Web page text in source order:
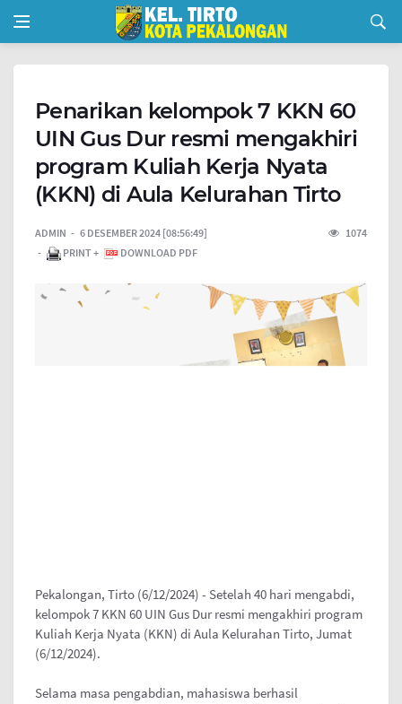
Penarikan kelompok 7 KKN 60
UIN Gus Dur resmi mengakhiri
program Kuliah Kerja Nyata
(KKN) di Aula Kelurahan Tirto
ADMIN 6 DESEMBER 2024 [08:56:49]
1074
PRINT +
DOWNLOAD PDF
Pekalongan, Tirto (6/12/2024) - Setelah 40 hari mengabdi,
kelompok 7 KKN 60 UIN Gus Dur resmi mengakhiri program
Kuliah Kerja Nyata (KKN) di Aula Kelurahan Tirto, Jumat
(6/12/2024).
Selama masa pengabdian, mahasiswa berhasil